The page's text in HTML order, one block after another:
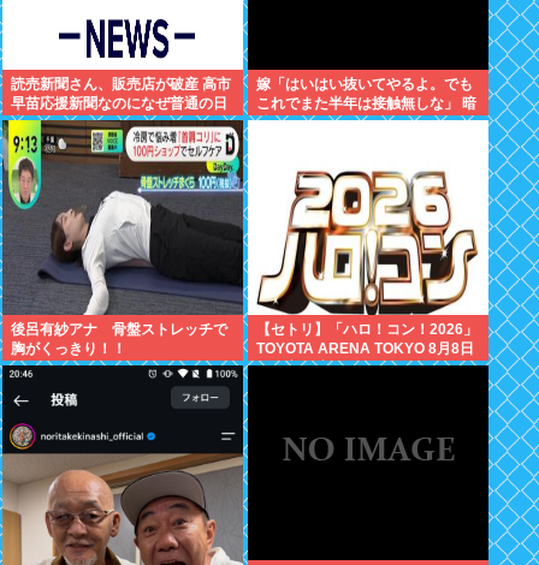
読売新聞さん、販売店が破産 高市
早苗応援新聞なのになぜ普通の日
本人は買い支えないの？
嫁「はいはい抜いてやるよ。でも
これでまた半年は接触無しな」 暗
黙のこれツラ過ぎるだろ
後呂有紗アナ 骨盤ストレッチで
胸がくっきり！！
【セトリ】「ハロ！コン！2026」
TOYOTA ARENA TOKYO 8月8日
昼・夜公演セットリス